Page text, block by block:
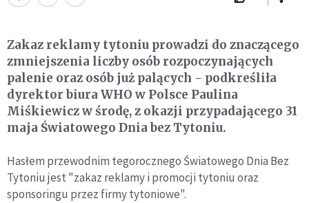
Zakaz reklamy tytoniu prowadzi do znaczącego
zmniejszenia liczby osób rozpoczynających
palenie oraz osób już palących - podkreśliła
dyrektor biura WHO w Polsce Paulina
Miśkiewicz w środę, z okazji przypadającego 31
maja Światowego Dnia bez Tytoniu.
Hasłem przewodnim tegorocznego Światowego Dnia Bez
Tytoniu jest "zakaz reklamy i promocji tytoniu oraz
sponsoringu przez firmy tytoniowe".